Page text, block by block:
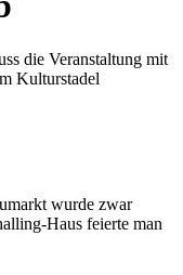
die Veranstaltung mit
Kulturstadel
wurde zwar
Haus feierte man